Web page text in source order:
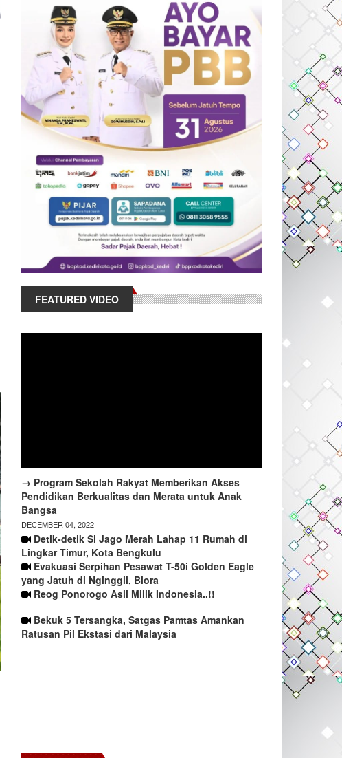
FEATURED VIDEO
→ Program Sekolah Rakyat Memberikan Akses
Pendidikan Berkualitas dan Merata untuk Anak
Bangsa
DECEMBER 04, 2022
Detik-detik Si Jago Merah Lahap 11 Rumah di
Lingkar Timur, Kota Bengkulu
Evakuasi Serpihan Pesawat T-50i Golden Eagle
yang Jatuh di Nginggil, Blora
Reog Ponorogo Asli Milik Indonesia..!!
Bekuk 5 Tersangka, Satgas Pamtas Amankan
Ratusan Pil Ekstasi dari Malaysia